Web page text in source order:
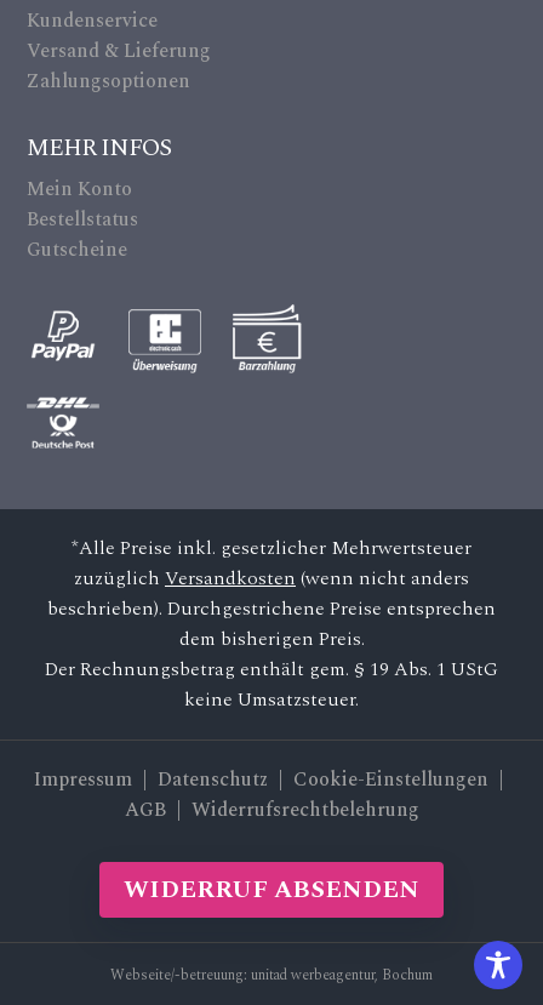
a_
alt
Kundenservice
Versand & Lieferung
Zahlungsoptionen
MEHR INFOS
Mein Konto
Bestellstatus
Gutscheine
*Alle Preise inkl. gesetzlicher Mehrwertsteuer
zuzüglich Versandkosten(wenn nicht anders
beschrieben). Durchgestrichene Preise entsprechen
dem bisherigen Preis.
Der Rechnungsbetrag enthält gem. § 19 Abs. 1 UStG
keine Umsatzsteuer.
Impressum | Datenschutz | Cookie-Einstellungen |
AGB| Widerrufsrechtbelehrung
WIDERRUF ABSENDEN
Webseite/-betreuung: unitad werbeagentur, Bochum